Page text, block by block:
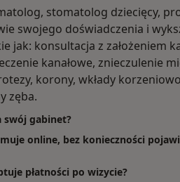
stomatolog dziecięcy,
swojego doświadczenia i
jak: konsultacja z założeniem
kanałowe, znieczulenie
korony, wkłady
zęba.
swój gabinet?
online, bez konieczności
płatności po wizycie?